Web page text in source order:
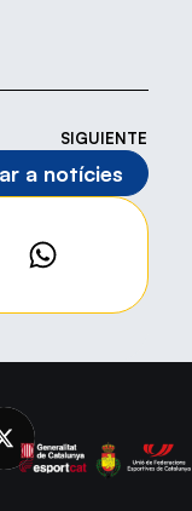
SIGUIENTE
a notícies